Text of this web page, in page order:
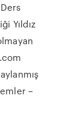
Yıldız
–